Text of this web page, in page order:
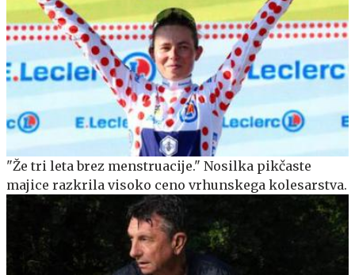
"Že tri leta brez menstruacije." Nosilka pikčaste
majice razkrila visoko ceno vrhunskega kolesarstva.